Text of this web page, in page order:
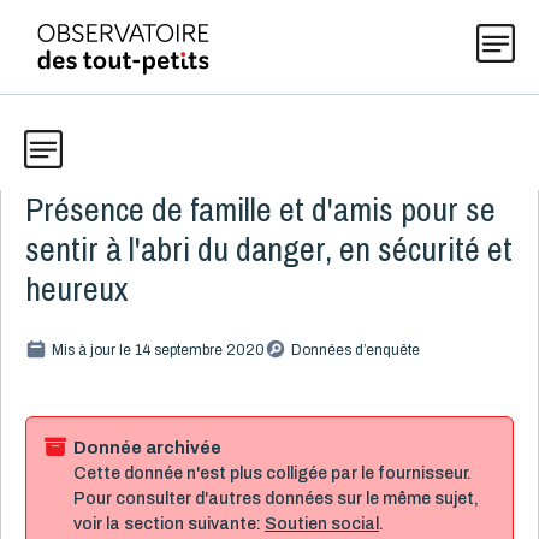
Thématiques
Explorer les données 0-5
Publications
Actualités
À propos
Données
Caractéristiques de la famille
Démographie
Développement
Présence de famille et d'amis pour se
sentir à l'abri du danger, en sécurité et
heureux
Mis à jour le 14 septembre 2020 Données d’enquête
Donnée archivée
Cette donnée n'est plus colligée par le fournisseur.
Pour consulter d'autres données sur le même sujet,
voir la section suivante: Soutien social .